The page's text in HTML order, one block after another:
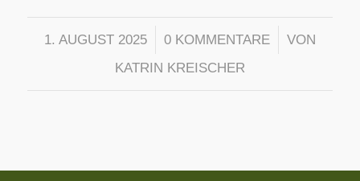
1. AUGUST 2025
/ 0 KOMMENTARE
/
VON
KATRIN KREISCHER